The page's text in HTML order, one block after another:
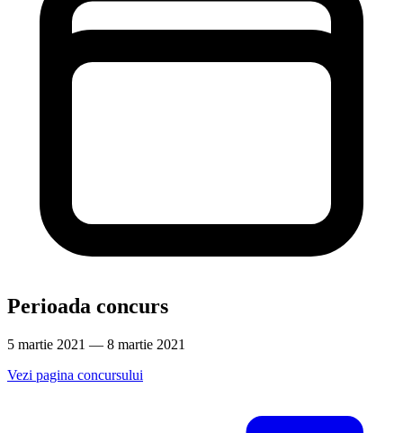
Perioada concurs
5 martie 2021 — 8 martie 2021
Vezi pagina concursului